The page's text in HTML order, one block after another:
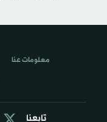
تابعنا
معلومات عنا